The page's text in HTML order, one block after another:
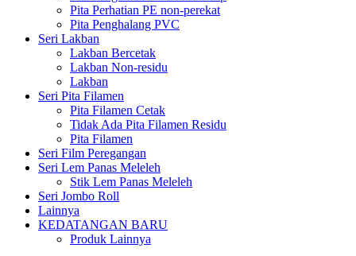
Pita Perhatian PE non-perekat
Pita Penghalang PVC
Seri Lakban
Lakban Bercetak
Lakban Non-residu
Lakban
Seri Pita Filamen
Pita Filamen Cetak
Tidak Ada Pita Filamen Residu
Pita Filamen
Seri Film Peregangan
Seri Lem Panas Meleleh
Stik Lem Panas Meleleh
Seri Jombo Roll
Lainnya
KEDATANGAN BARU
Produk Lainnya